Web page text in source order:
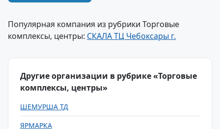
Популярная компания из рубрики Торговые
комплексы, центры: СКАЛА ТЦ Чебоксары г.
Другие организации в рубрике «Торговые
комплексы, центры»
ШЕМУРША ТД
ЯРМАРКА